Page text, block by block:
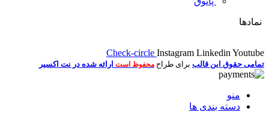
نمادها
Check-circle Instagram Linkedin Youtube
تمامی حقوق این قالب برای طراح محفوظ است ارائه شده در نت اکسیر
منو
دسته بندی ها